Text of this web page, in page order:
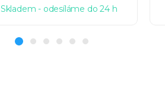
Skladem - odesíláme do 24 h